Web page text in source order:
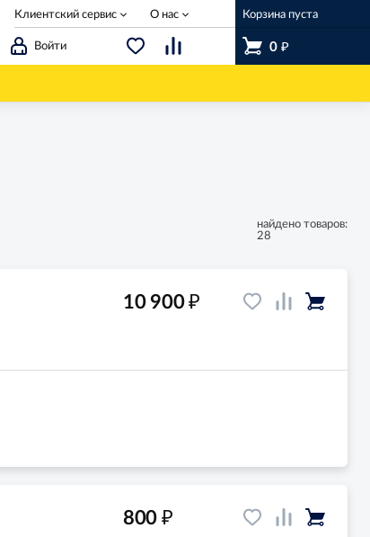
Войти
Корзина пуста
0 ₽
Клиентский сервис О нас
найдено товаров:
28
10 900₽
800 ₽